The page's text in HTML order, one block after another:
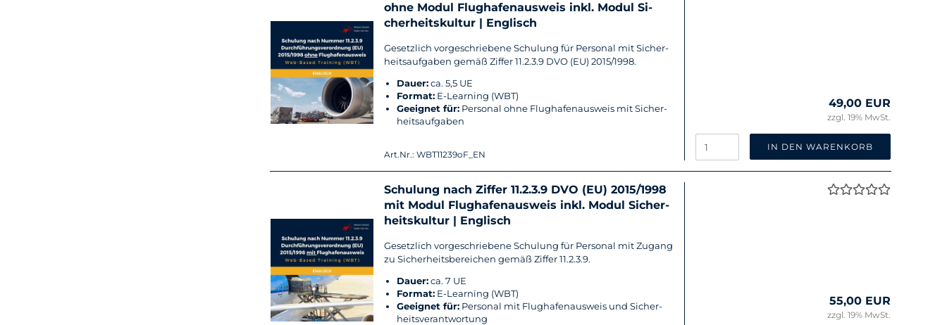
ohne Modul Flug­ha­fen­aus­weis inkl. Modul Si­
cher­heits­kul­tur | Eng­lisch
Ge­setz­lich vor­ge­schrie­be­ne Schu­lung für Per­so­nal mit Si­cher­
heits­auf­ga­ben gemäß Zif­fer 11.2.3.9 DVO (EU) 2015/1998.
Dauer:ca. 5,5 UE
For­mat: E-​Learning (WBT)
Ge­eig­net für: Per­so­nal ohne Flug­ha­fen­aus­weis mit Si­cher­
heits­auf­ga­ben
Art.Nr.: WBT11239oF_EN
49,00 EUR
zzgl. 19% MwSt.
IN DEN WARENKORB
Schu­lung nach Zif­fer 11.2.3.9 DVO (EU) 2015/1998
mit Modul Flug­ha­fen­aus­weis inkl. Modul Si­cher­
heits­kul­tur | Eng­lisch
Ge­setz­lich vor­ge­schrie­be­ne Schu­lung für Per­so­nal mit Zu­gang
zu Si­cher­heits­be­rei­chen gemäß Zif­fer 11.2.3.9.
Dauer:ca. 7 UE
For­mat: E-​Learning (WBT)
Ge­eig­net für: Per­so­nal mit Flug­ha­fen­aus­weis und Si­cher­
heits­ver­ant­wor­tung
55,00 EUR
zzgl. 19% MwSt.